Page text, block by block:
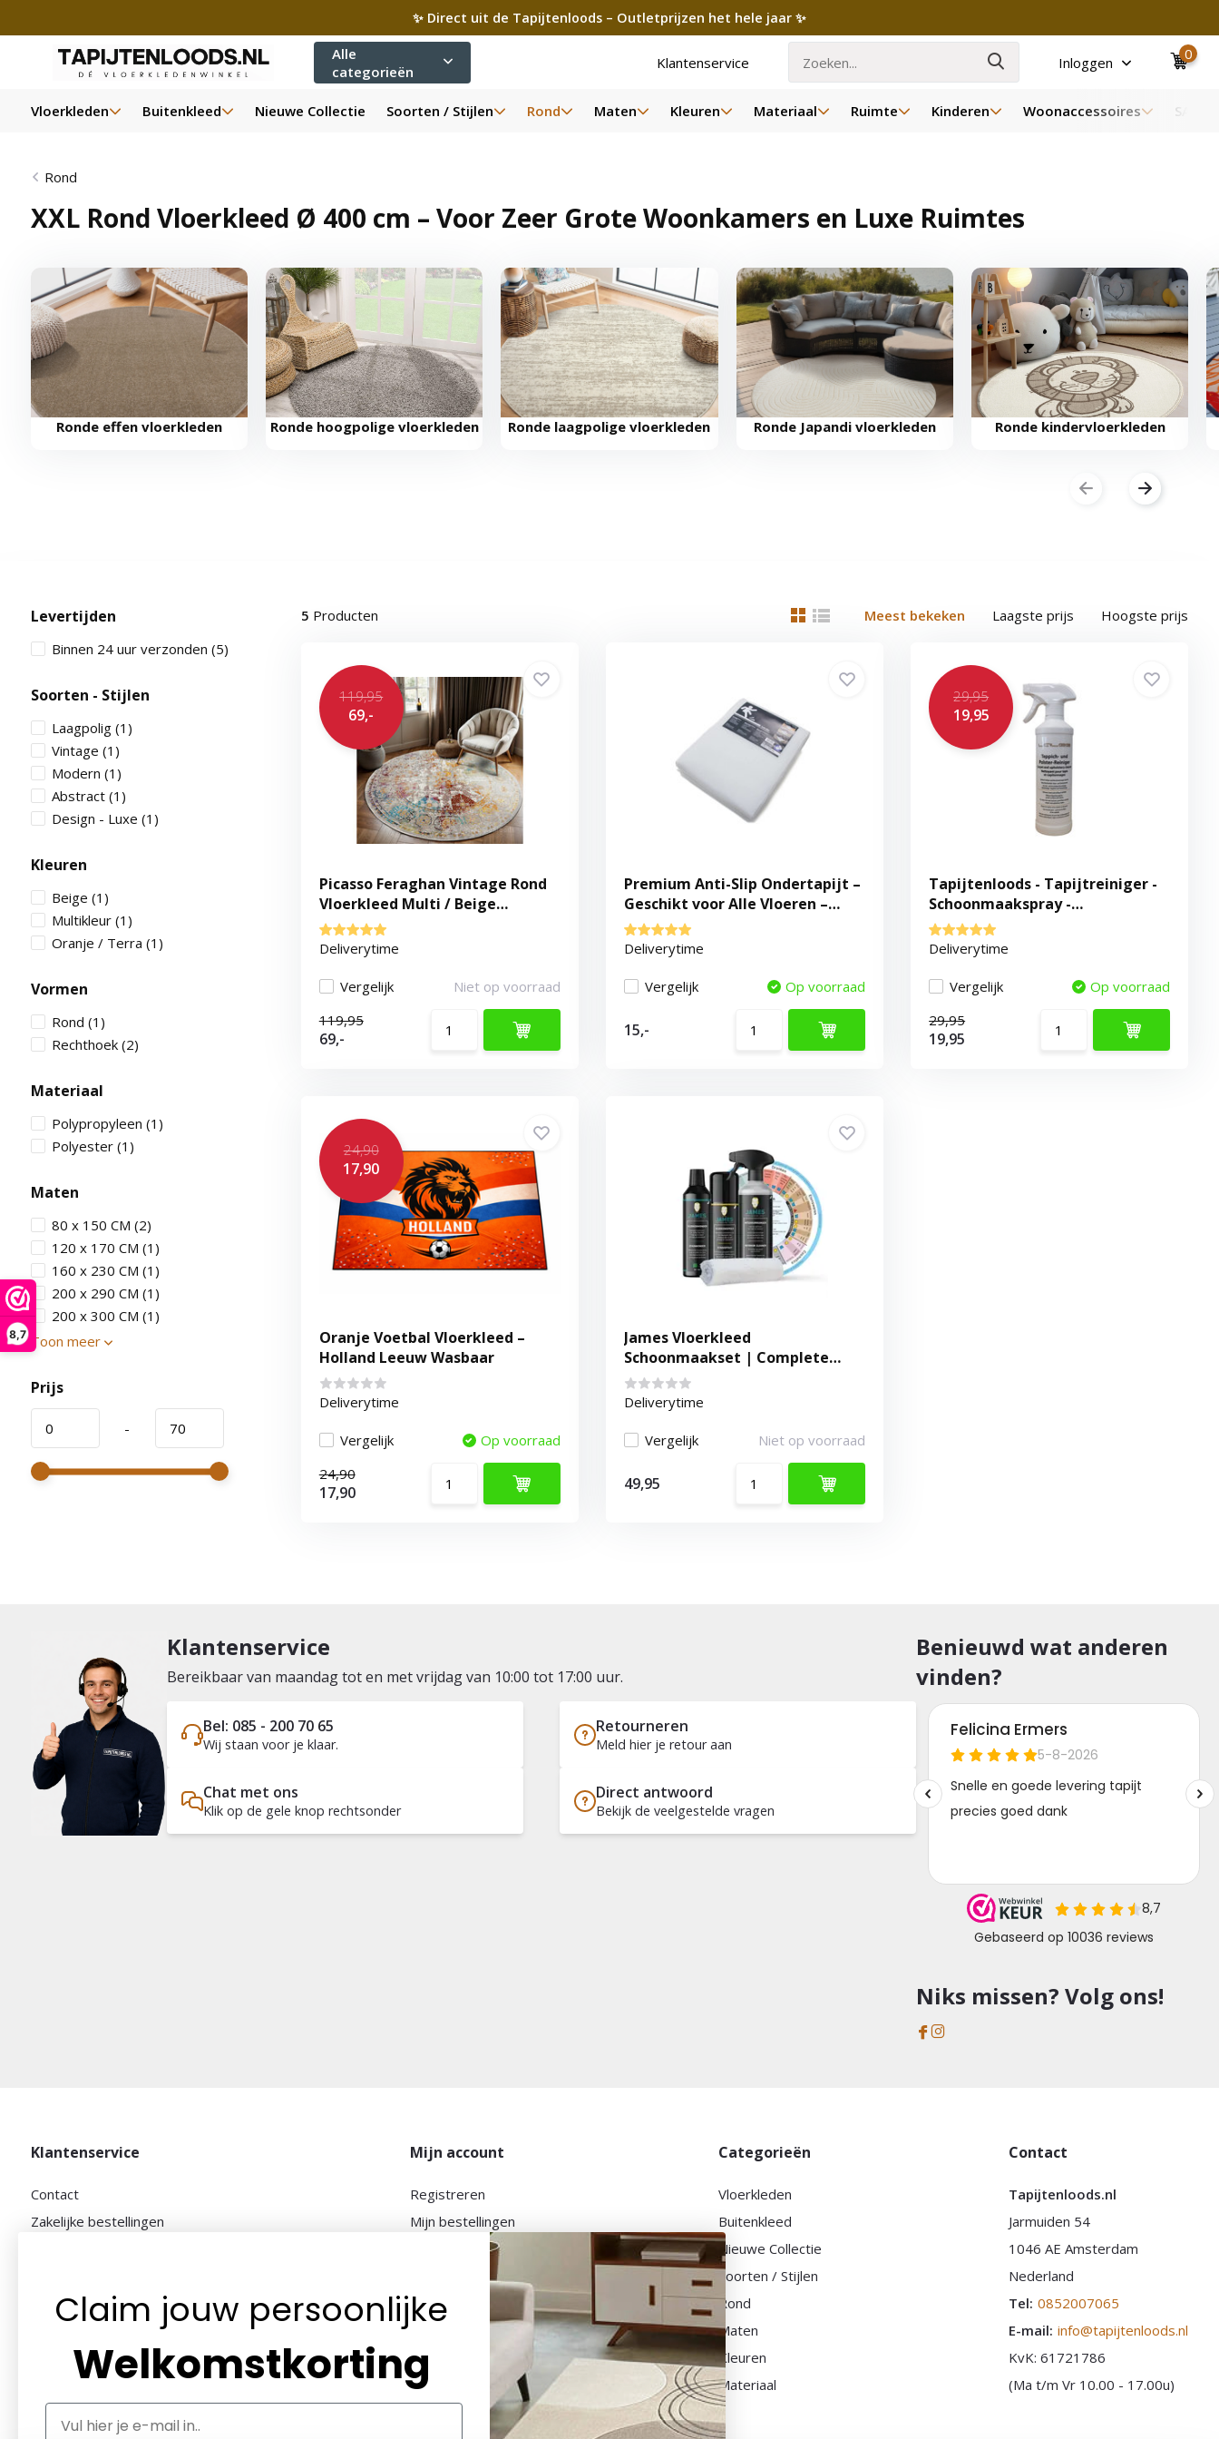
8,7
✨ Direct uit de Tapijtenloods – Outletprijzen het hele jaar ✨
Alle
categorieën
Klantenservice Inloggen 0
Vloerkleden Buitenkleed Nieuwe Collectie Soorten / Stijlen Rond Maten Kleuren Materiaal Ruimte Kinderen Woonaccessoires SALE
Rond
XXL Rond Vloerkleed Ø 400 cm – Voor Zeer Grote Woonkamers en Luxe Ruimtes
Ronde effen vloerkleden Ronde hoogpolige vloerkleden Ronde laagpolige vloerkleden Ronde Japandi vloerkleden Ronde kindervloerkleden
Levertijden
Binnen 24 uur verzonden (5)
Soorten - Stijlen
Laagpolig (1)
Vintage (1)
Modern (1)
Abstract (1)
Design - Luxe (1)
Kleuren
Beige (1)
Multikleur (1)
Oranje / Terra (1)
Vormen
Rond (1)
Rechthoek (2)
Materiaal
Polypropyleen (1)
Polyester (1)
Maten
80 x 150 CM (2)
120 x 170 CM (1)
160 x 230 CM (1)
200 x 290 CM (1)
200 x 300 CM (1)
Toon meer
Prijs
-
5 Producten Meest bekeken Laagste prijs Hoogste prijs
119,95
69,-
Picasso Feraghan Vintage Rond
Vloerkleed Multi / Beige
Laagpolig
Deliverytime
Vergelijk
Niet op voorraad
119,95
69,-
Premium Anti-Slip Ondertapijt –
Geschikt voor Alle Vloeren –
100% Polyester
Deliverytime
Vergelijk Op voorraad
15,-
29,95
19,95
Tapijtenloods - Tapijtreiniger -
Schoonmaakspray -
Vloerkleedreiniger
Deliverytime
Vergelijk
Op voorraad
29,95
19,95
24,90
17,90
Oranje Voetbal Vloerkleed –
Holland Leeuw Wasbaar
Deliverytime
Vergelijk
Op voorraad
24,90
17,90
James Vloerkleed
Schoonmaakset | Complete
Reinigingsset voor Tapijt
Deliverytime
Vergelijk Niet op voorraad
49,95
Klantenservice
Bereikbaar van maandag tot en met vrijdag van 10:00 tot 17:00 uur.
Bel: 085 - 200 70 65
Wij staan voor je klaar.
Retourneren
Meld hier je retour aan
Chat met ons
Klik op de gele knop rechtsonder
Direct antwoord
Bekijk de veelgestelde vragen
Benieuwd wat anderen
vinden?
Niks missen? Volg ons!
Klantenservice
Contact
Zakelijke bestellingen
Betaalmethoden
Klantenservice
Klachtenregeling
Mijn account
Registreren
Mijn bestellingen
Mijn verlanglijst
Vergelijk producten
Categorieën
Vloerkleden
Buitenkleed
Nieuwe Collectie
Soorten / Stijlen
Rond
Maten
Kleuren
Materiaal
Contact
Tapijtenloods.nl
Jarmuiden 54
1046 AE Amsterdam
Nederland
Tel: 0852007065
E-mail: info@tapijtenloods.nl
KvK: 61721786
(Ma t/m Vr 10.00 - 17.00u)
Claim jouw persoonlijke
Welkomstkorting
Email